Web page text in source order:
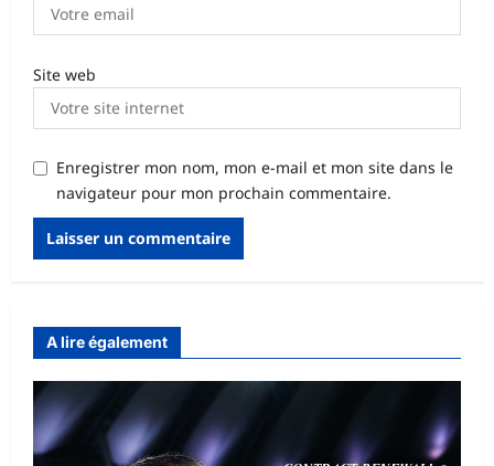
Site web
Enregistrer mon nom, mon e-mail et mon site dans le
navigateur pour mon prochain commentaire.
A lire également